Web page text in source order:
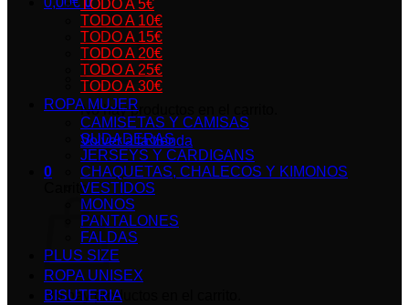
No hay productos en el carrito.
Volver a la tienda
0
Carrito
No hay productos en el carrito.
TODO A 5€
TODO A 10€
TODO A 15€
TODO A 20€
TODO A 25€
TODO A 30€
ROPA MUJER
CAMISETAS Y CAMISAS
SUDADERAS
JERSEYS Y CARDIGANS
CHAQUETAS, CHALECOS Y KIMONOS
VESTIDOS
MONOS
PANTALONES
FALDAS
PLUS SIZE
ROPA UNISEX
BISUTERIA